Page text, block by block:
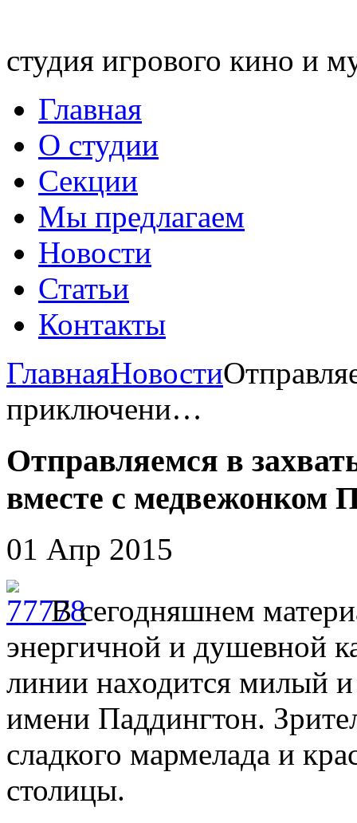
студия игрового кино и
Главная
О студии
Секции
Мы предлагаем
Новости
Статьи
Контакты
ГлавнаяНовости
приключени…
Отправляемся в
вместе с медвежонком
01 Апр 2015
В сегодняшнем
энергичной и душевной
линии находится милый
имени Паддингтон.
сладкого мармелада и
столицы.